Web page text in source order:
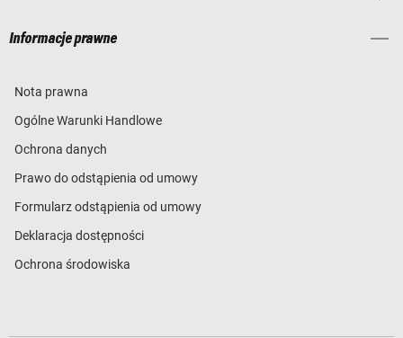
Informacje prawne
Nota prawna
Ogólne Warunki Handlowe
Ochrona danych
Prawo do odstąpienia od umowy
Formularz odstąpienia od umowy
Deklaracja dostępności
Ochrona środowiska